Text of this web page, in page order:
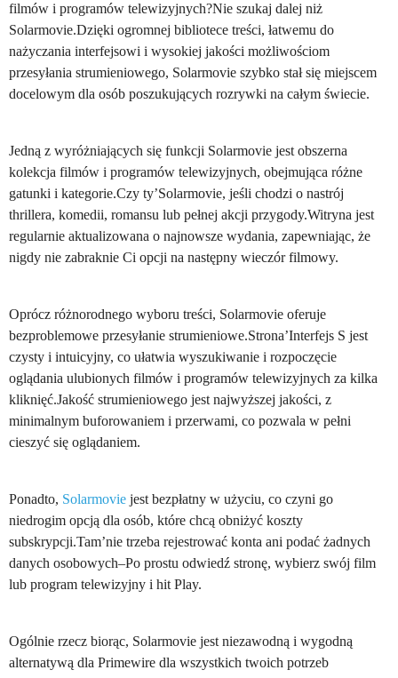
filmów i programów telewizyjnych?Nie szukaj dalej niż
Solarmovie.Dzięki ogromnej bibliotece treści, łatwemu do
nażyczania interfejsowi i wysokiej jakości możliwościom
przesyłania strumieniowego, Solarmovie szybko stał się miejscem
docelowym dla osób poszukujących rozrywki na całym świecie.
Jedną z wyróżniających się funkcji Solarmovie jest obszerna
kolekcja filmów i programów telewizyjnych, obejmująca różne
gatunki i kategorie.Czy ty’Solarmovie, jeśli chodzi o nastrój
thrillera, komedii, romansu lub pełnej akcji przygody.Witryna jest
regularnie aktualizowana o najnowsze wydania, zapewniając, że
nigdy nie zabraknie Ci opcji na następny wieczór filmowy.
Oprócz różnorodnego wyboru treści, Solarmovie oferuje
bezproblemowe przesyłanie strumieniowe.Strona’Interfejs S jest
czysty i intuicyjny, co ułatwia wyszukiwanie i rozpoczęcie
oglądania ulubionych filmów i programów telewizyjnych za kilka
kliknięć.Jakość strumieniowego jest najwyższej jakości, z
minimalnym buforowaniem i przerwami, co pozwala w pełni
cieszyć się oglądaniem.
Ponadto, Solarmovie jest bezpłatny w użyciu, co czyni go
niedrogim opcją dla osób, które chcą obniżyć koszty
subskrypcji.Tam’nie trzeba rejestrować konta ani podać żadnych
danych osobowych–Po prostu odwiedź stronę, wybierz swój film
lub program telewizyjny i hit Play.
Ogólnie rzecz biorąc, Solarmovie jest niezawodną i wygodną
alternatywą dla Primewire dla wszystkich twoich potrzeb